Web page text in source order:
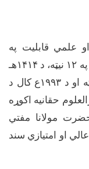
علمي قابلیت په
۱۲ نیټه، د ۱۴۱۴هـ
او د ۱۹۹۳ع کال د
حقانیه اکوړه
مولانا مفتي
او امتیازي سند